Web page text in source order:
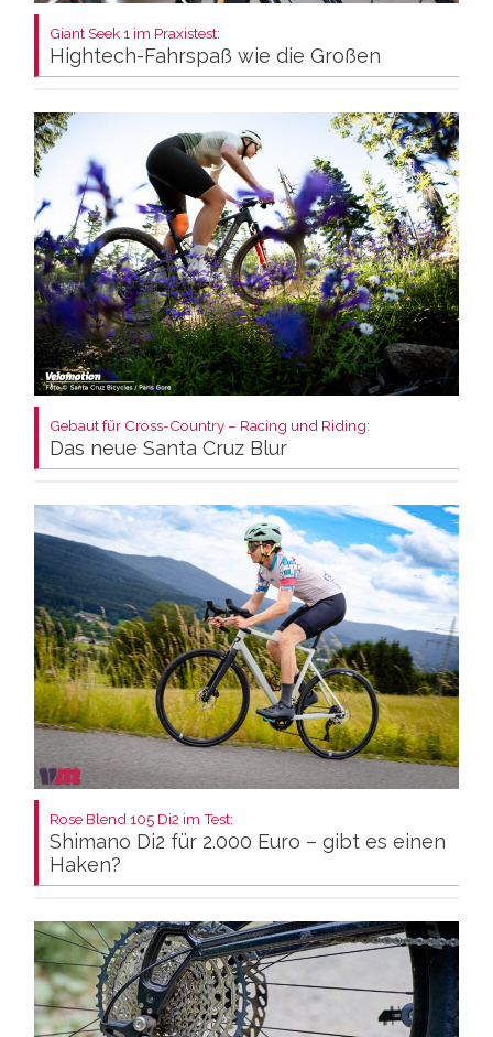
Giant Seek 1 im Praxistest:
Hightech-Fahrspaß wie die Großen
Gebaut für Cross-Country – Racing und Riding:
Das neue Santa Cruz Blur
Rose Blend 105 Di2 im Test:
Shimano Di2 für 2.000 Euro – gibt es einen
Haken?